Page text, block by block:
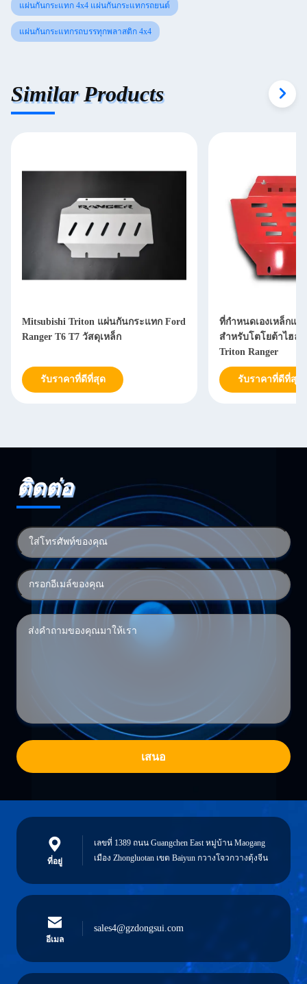
แผ่นกันกระแทก 4x4 แผ่นกันกระแทกรถยนต์
แผ่นกันกระแทกรถบรรทุกพลาสติก 4x4
Similar Products
Mitsubishi Triton แผ่นกันกระแทก Ford
Ranger T6 T7 วัสดุเหล็ก
รับราคาที่ดีที่สุด
ที่กำหนดเองเหล็กแผ่
สำหรับโตโยต้าไฮลั
Triton Ranger
รับราคาที่ดีที่สุด
ติดต่อ
เสนอ
ที่อยู่
เลขที่ 1389 ถนน Guangchen East หมู่บ้าน Maogang
เมือง Zhongluotan เขต Baiyun กวางโจวกวางตุ้งจีน
อีเมล
sales4@gzdongsui.com